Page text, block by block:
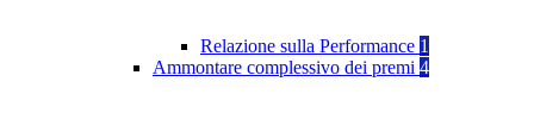
Relazione sulla Performance 1
Ammontare complessivo dei premi 4